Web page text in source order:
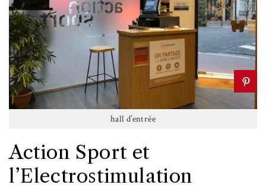
hall d’entrée
Action Sport et
l’Electrostimulation